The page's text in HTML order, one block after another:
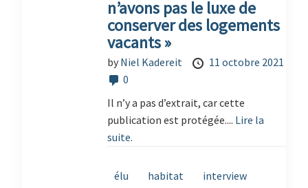
n’avons pas le luxe de
conserver des logements
vacants »
by Niel Kadereit
11 octobre 2021
0
Il n’y a pas d’extrait, car cette
publication est protégée.... Lire la
suite.
élu habitat
interview